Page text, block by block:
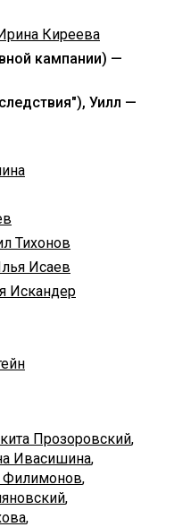
Киреева
кампании) —
Уилл —
Тихонов
Исаев
Искандер
Прозоровский,
Ивасишина,
,
,
,